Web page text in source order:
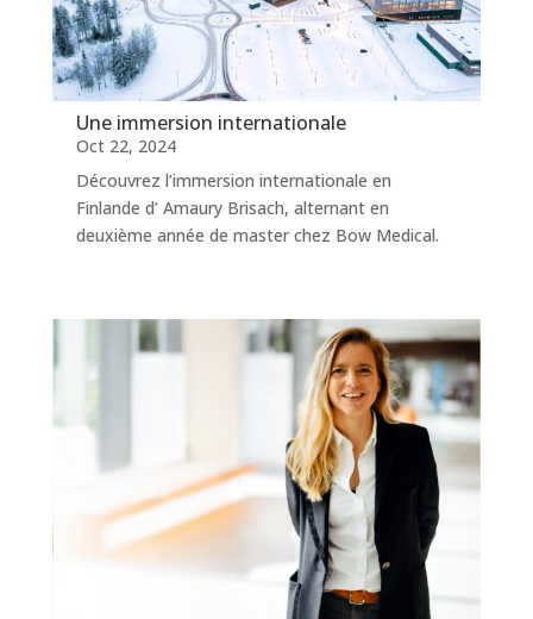
Une immersion internationale
Oct 22, 2024
Découvrez l’immersion internationale en
Finlande d’ Amaury Brisach, alternant en
deuxième année de master chez Bow Medical.